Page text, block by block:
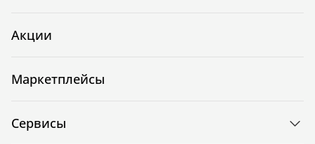
Акции
Маркетплейсы
Сервисы